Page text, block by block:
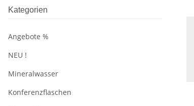
Kategorien
Angebote %
NEU !
Mineralwasser
Konferenzflaschen